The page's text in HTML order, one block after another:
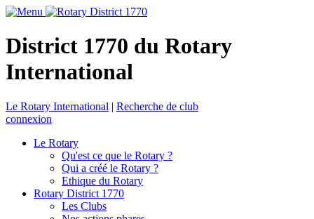
District 1770 du Rotary
International
Le Rotary International | Recherche de club
connexion
Le Rotary
Qu'est ce que le Rotary ?
Qui a créé le Rotary ?
Ethique du Rotary
Rotary District 1770
Les Clubs